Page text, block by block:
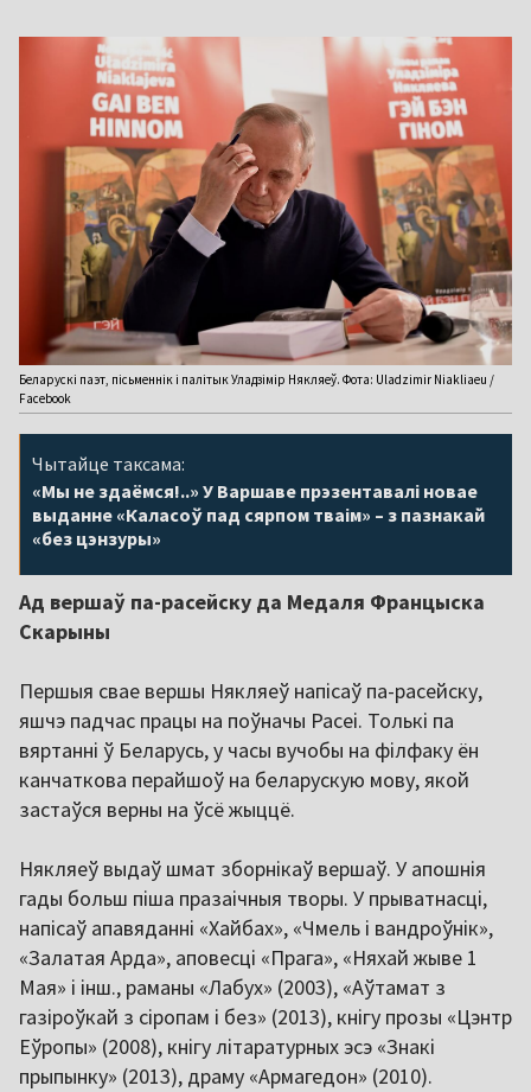
Беларускі паэт, пісьменнік і палітык Уладзімір Някляеў. Фота: Uladzimir Niakliaeu /
Facebook
Чытайце таксама:
«Мы не здаёмся!..» У Варшаве прэзентавалі новае
выданне «Каласоў пад сярпом тваім» – з пазнакай
«без цэнзуры»
Ад вершаў па-расейску да Медаля Францыска
Скарыны
Першыя свае вершы Някляеў напісаў па-расейску,
яшчэ падчас працы на поўначы Расеі. Толькі па
вяртанні ў Беларусь, у часы вучобы на філфаку ён
канчаткова перайшоў на беларускую мову, якой
застаўся верны на ўсё жыццё.
Някляеў выдаў шмат зборнікаў вершаў. У апошнія
гады больш піша празаічныя творы. У прыватнасці,
напісаў апавяданні «Хайбах», «Чмель і вандроўнік»,
«Залатая Арда», аповесці «Прага», «Няхай жыве 1
Мая» і інш., раманы «Лабух» (2003), «Аўтамат з
газіроўкай з сіропам і без» (2013), кнігу прозы «Цэнтр
Еўропы» (2008), кнігу літаратурных эсэ «Знакі
прыпынку» (2013), драму «Армагедон» (2010).